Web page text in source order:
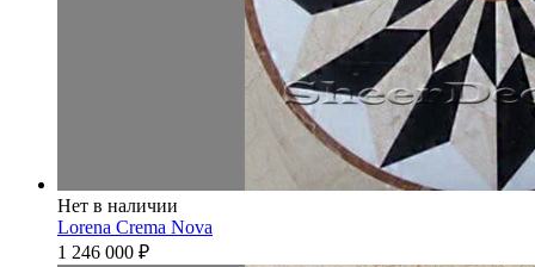
Нет в наличии
Lorena Crema Nova
1 246 000 ₽